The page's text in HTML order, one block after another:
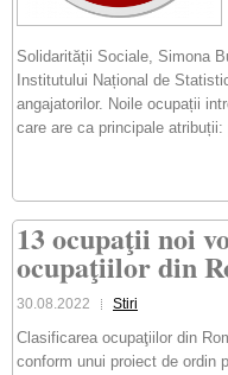
Solidarității Sociale, Simona
Institutului Național de
angajatorilor. Noile ocupații
care are ca principale
13 ocupaţii noi
ocupaţiilor din
30.08.2022 Stiri
Clasificarea ocupaţiilor din
conform unui proiect de ordin